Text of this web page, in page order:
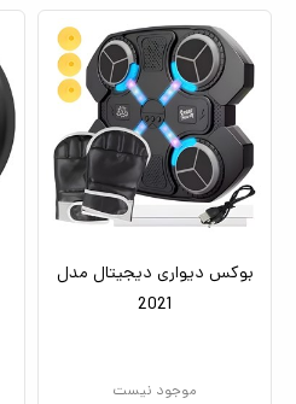
بوکس دیواری دیجیتال مدل
2021
موجود نیست